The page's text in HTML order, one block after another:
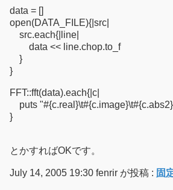
data = []
open(DATA_FILE){|src|
src.each{|line|
data << line.chop.to_f
}
}
FFT::fft(data).each{|c|
puts
}
とかすればOKです。
July 14, 2005 19:30 fenrir が投稿 : 固